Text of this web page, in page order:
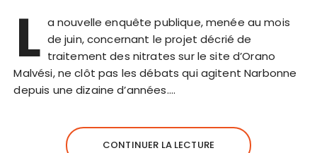
L a nouvelle enquête publique, menée au mois
de juin, concernant le projet décrié de
traitement des nitrates sur le site d’Orano
Malvési, ne clôt pas les débats qui agitent Narbonne
depuis une dizaine d’années….
CONTINUER LA LECTURE